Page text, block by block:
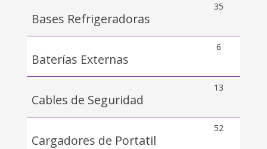
Bases Refrigeradoras
35
Baterías Externas
6
Cables de Seguridad
13
Cargadores de Portatil
52